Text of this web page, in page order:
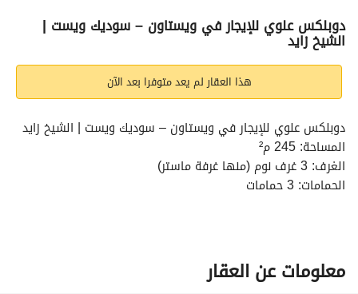
الاماكن القريبة
دوبلكس علوي للإيجار في ويستاون – سوديك ويست |
الشيخ زايد
هذا العقار لم يعد متوفرا بعد الآن
دوبلكس علوي للإيجار في ويستاون – سوديك ويست | الشيخ زايد
المساحة: 245 م²
الغرف: 3 غرف نوم (منها غرفة ماستر)
الحمامات: 3 حمامات
الإيجار الشهري: 60,000 جنيه
معلومات عن العقار